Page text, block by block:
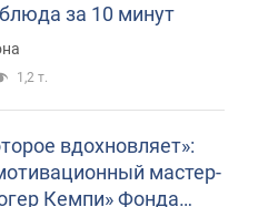
за 10 минут
1,2 т.
вдохновляет»:
мастер-
Кемпи» Фонда